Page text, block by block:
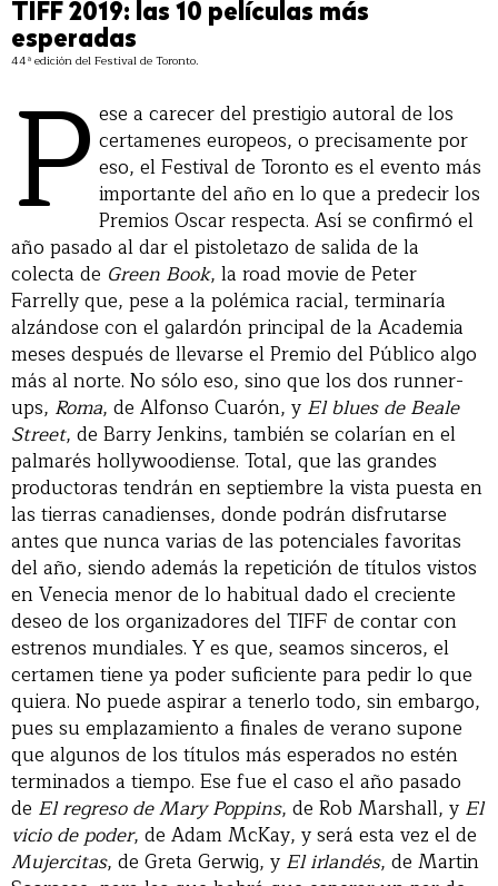
TIFF 2019: las 10 películas más
esperadas
44ª edición del Festival de Toronto.
P ese a carecer del prestigio autoral de los
certamenes europeos, o precisamente por
eso, el Festival de Toronto es el evento más
importante del año en lo que a predecir los
Premios Oscar respecta. Así se confirmó el
año pasado al dar el pistoletazo de salida de la
colecta de Green Book, la road movie de Peter
Farrelly que, pese a la polémica racial, terminaría
alzándose con el galardón principal de la Academia
meses después de llevarse el Premio del Público algo
más al norte. No sólo eso, sino que los dos runner-
ups, Roma, de Alfonso Cuarón, y El blues de Beale
Street, de Barry Jenkins, también se colarían en el
palmarés hollywoodiense. Total, que las grandes
productoras tendrán en septiembre la vista puesta en
las tierras canadienses, donde podrán disfrutarse
antes que nunca varias de las potenciales favoritas
del año, siendo además la repetición de títulos vistos
en Venecia menor de lo habitual dado el creciente
deseo de los organizadores del TIFF de contar con
estrenos mundiales. Y es que, seamos sinceros, el
certamen tiene ya poder suficiente para pedir lo que
quiera. No puede aspirar a tenerlo todo, sin embargo,
pues su emplazamiento a finales de verano supone
que algunos de los títulos más esperados no estén
terminados a tiempo. Ese fue el caso el año pasado
de El regreso de Mary Poppins, de Rob Marshall, y El
vicio de poder, de Adam McKay, y será esta vez el de
Mujercitas, de Greta Gerwig, y El irlandés, de Martin